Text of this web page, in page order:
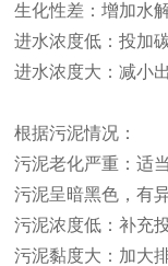
生化性差：增加水
进水浓度低：投加
进水浓度大：减小
根据污泥情况：
污泥老化严重：适
污泥呈暗黑色，有
污泥浓度低：补充
污泥黏度大：加大